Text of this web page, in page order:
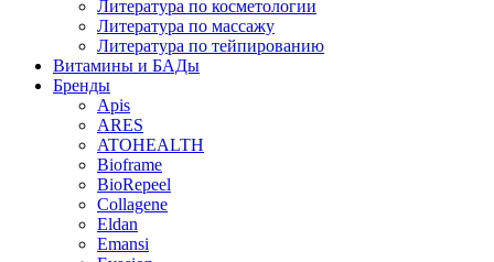
Литература по косметологии
Литература по массажу
Литература по тейпированию
Витамины и БАДы
Бренды
Apis
ARES
ATOHEALTH
Bioframe
BioRepeel
Collagene
Eldan
Emansi